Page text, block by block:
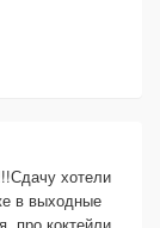
хотели
в выходные